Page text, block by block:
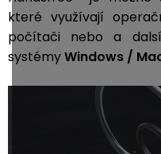
které využívají
počítači nebo a
systémyWindows /